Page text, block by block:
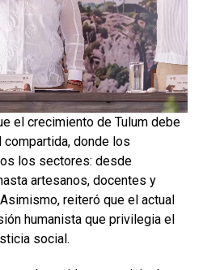
el crecimiento de Tulum debe
donde los
los sectores: desde
artesanos, docentes y
reiteró que el actual
humanista que privilegia el
social.